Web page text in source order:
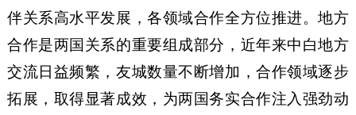
伴关系高水平发展，各领域合作全方位推进。地方
合作是两国关系的重要组成部分，近年来中白地方
交流日益频繁，友城数量不断增加，合作领域逐步
拓展，取得显著成效，为两国务实合作注入强劲动